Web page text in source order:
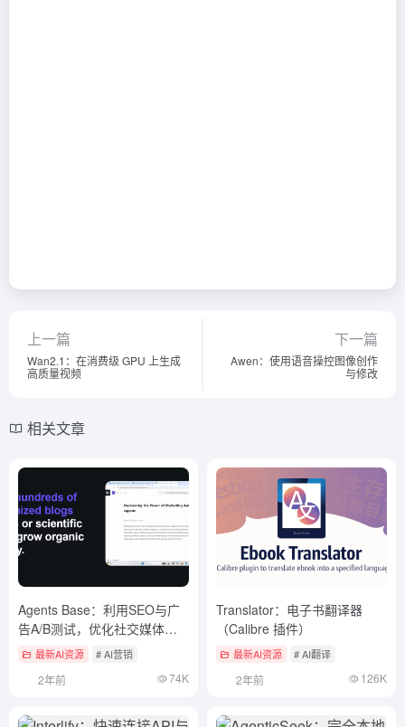
上一篇
Wan2.1：在消费级 GPU 上生成
高质量视频
下一篇
Awen：使用语音操控图像创作
与修改
相关文章
Agents Base：利用SEO与广
告A/B测试，优化社交媒体广
告传播效果
最新AI资源 # AI营销
2年前 74K
Translator：电子书翻译器
（Calibre 插件）
最新AI资源 # AI翻译
2年前 126K